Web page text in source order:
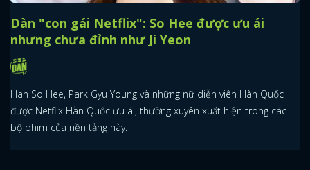
Dàn "con gái Netflix": So Hee được ưu ái
nhưng chưa đỉnh như Ji Yeon
Han So Hee, Park Gyu Young và những nữ diễn viên Hàn Quốc
được Netflix Hàn Quốc ưu ái, thường xuyên xuất hiện trong các
bộ phim của nền tảng này.